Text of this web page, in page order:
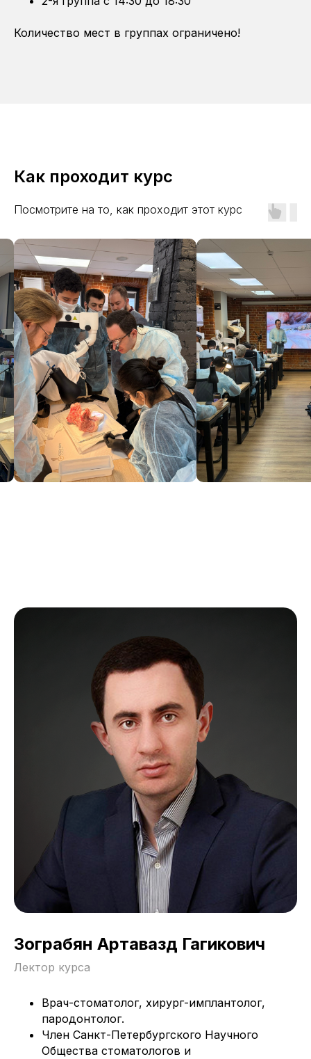
Количество мест в группах ограничено!
Как проходит курс
Посмотрите на то, как проходит этот курс
Зограбян Артавазд Гагикович
Лектор курса
Врач-стоматолог, хирург-имплантолог,
пародонтолог.
Член Санкт-Петербургского Научного
Общества стоматологов и
Публичная оферта
Пользовательское соглашение
Политика возврата